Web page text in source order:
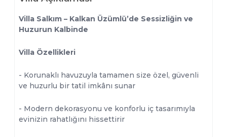
Villa Salkım – Kalkan Üzümlü’de Sessizliğin ve
Huzurun Kalbinde
Villa Özellikleri
- Korunaklı havuzuyla tamamen size özel, güvenli
ve huzurlu bir tatil imkânı sunar
- Modern dekorasyonu ve konforlu iç tasarımıyla
evinizin rahatlığını hissettirir